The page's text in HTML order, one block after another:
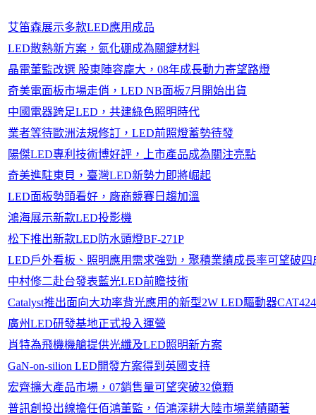
艾笛森展示多款LED應用成品
LED散熱新方案，氮化硼成為關鍵材料
晶電董監改選 股東陣容龐大，08年成長動力寄望路燈
奇美電面板市場走俏，LED NB面板7月開始出貨
中國電器跨足LED，共建綠色照明時代
業者等待歐洲法規修訂，LED前照燈蓄勢待發
陽傑LED專利技術博好評，上市產品成為關注亮點
奇美進駐東貝，臺灣LED新勢力即將崛起
LED面板勢頭看好，廠商競賽日趨加溫
鴻海展示新款LED投影機
松下推出新款LED防水頭燈BF-271P
LED戶外看板、照明應用需求強勁，聚積業績成長率可望破四
中村修二赴台發表藍光LED前瞻技術
Catalyst推出面向大功率背光應用的新型2W LED驅動器
廣州LED研發基地正式投入運營
肖特為飛機機艙提供光纖及LED照明新方案
GaN-on-silion LED開發方案得到英國支持
宏齊擴大產品市場，07銷售量可望突破32億顆
普訊創投出線擔任佰鴻董監，佰鴻深耕大陸市場業績顯著